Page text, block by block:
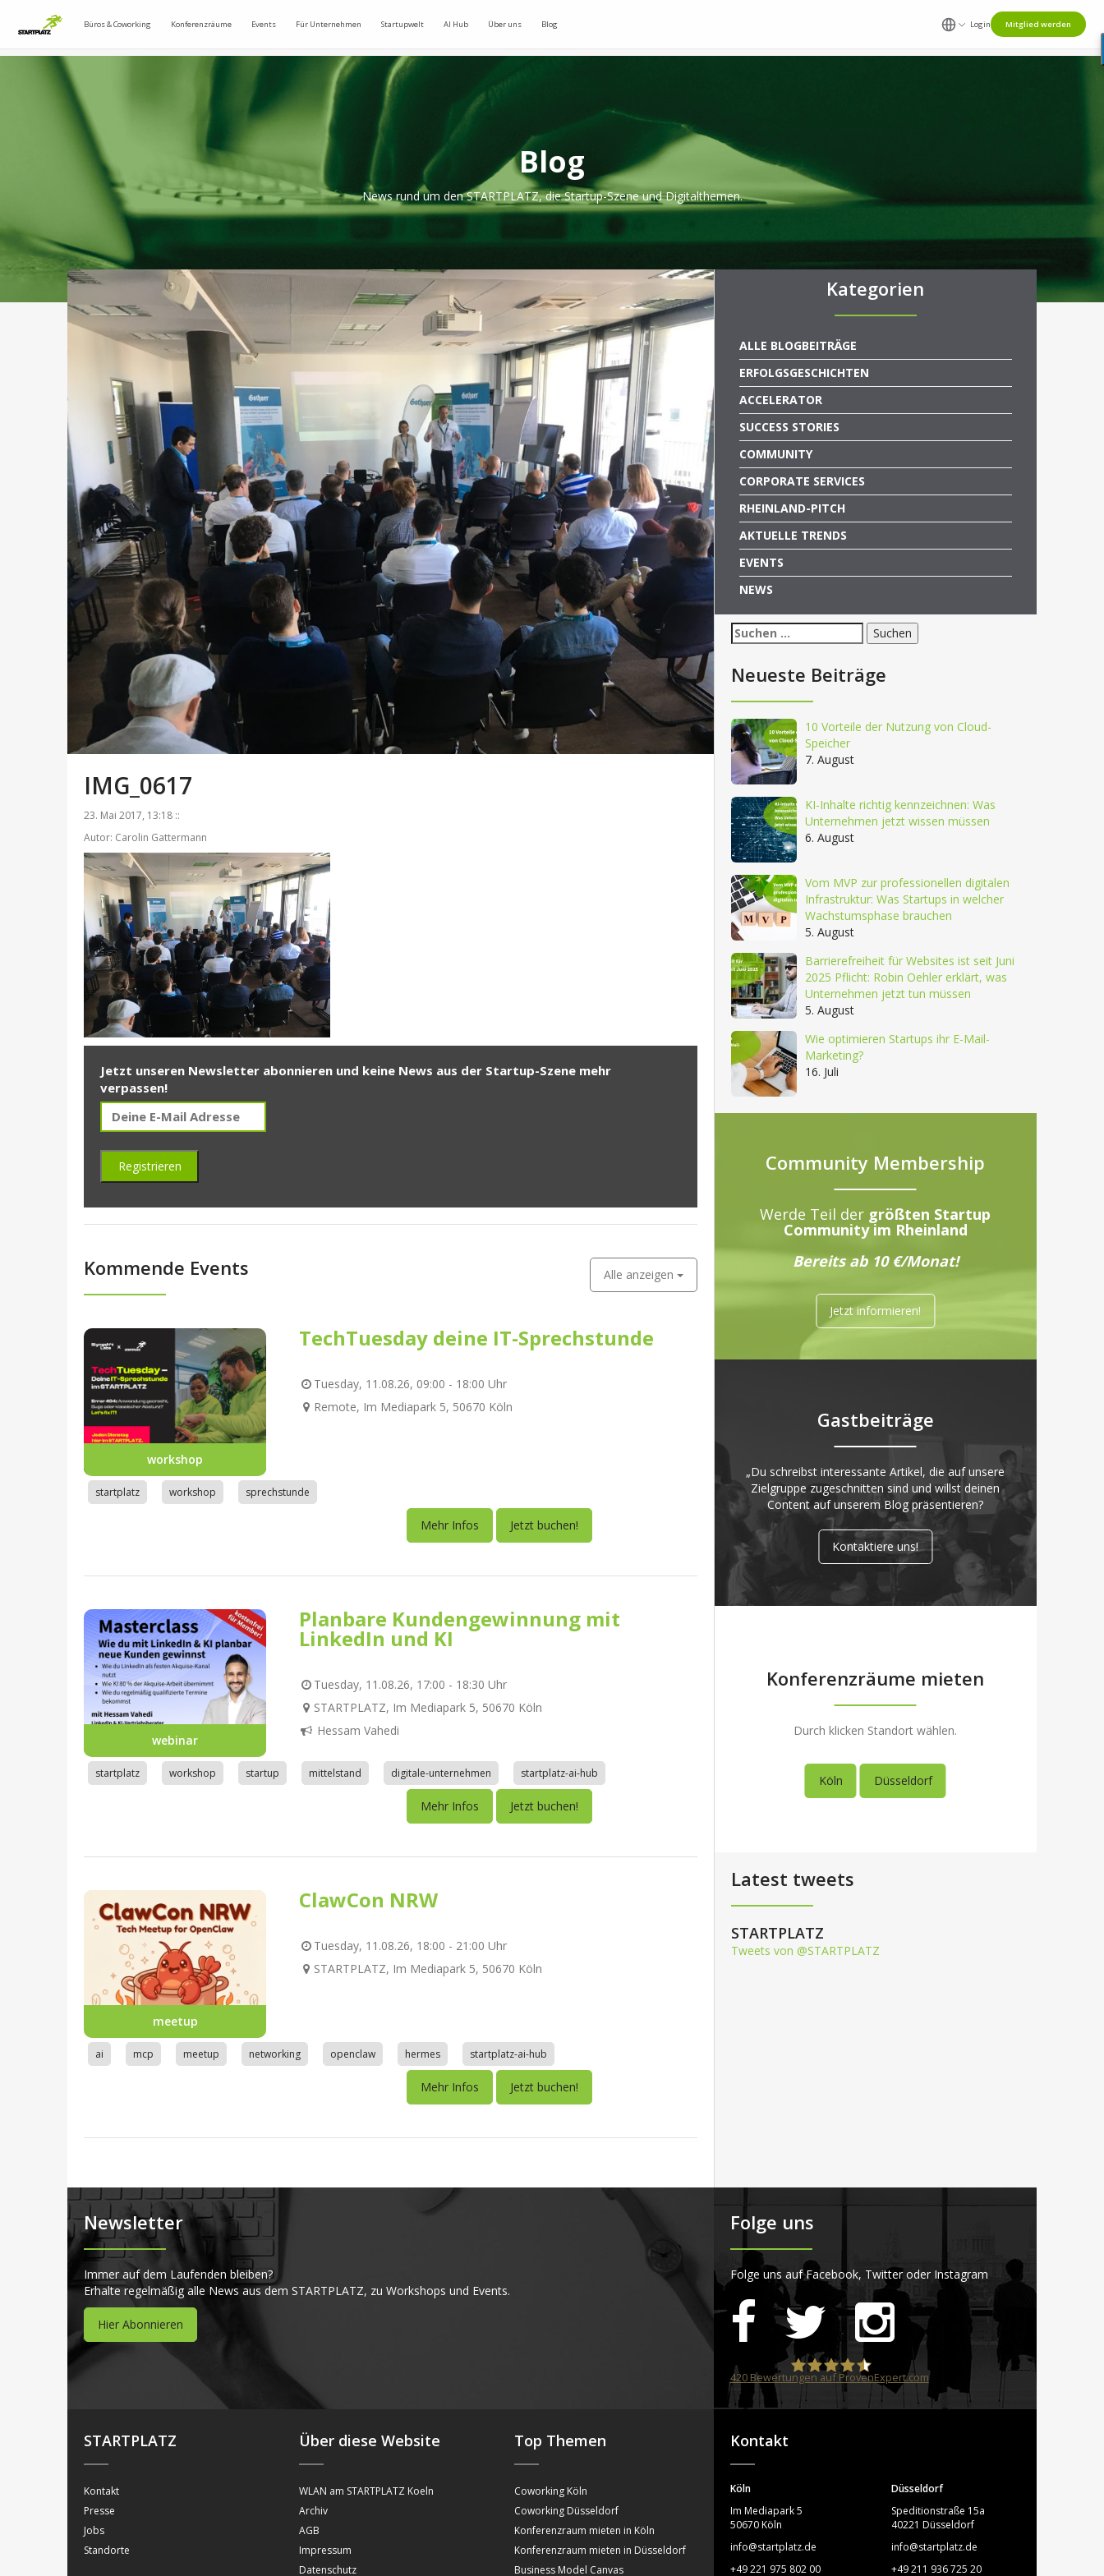
Büros & Coworking Konferenzräume Events Für Unternehmen Startupwelt AI Hub Über uns Blog Login Mitglied werden
Blog
News rund um den STARTPLATZ, die Startup-Szene und Digitalthemen.
IMG_0617
23. Mai 2017, 13:18 ::
Autor: Carolin Gattermann
Jetzt unseren Newsletter abonnieren und keine News aus der Startup-Szene mehr
verpassen!
Kommende Events Alle anzeigen
workshop
TechTuesday deine IT-Sprechstunde
Tuesday, 11.08.26, 09:00 - 18:00 Uhr
Remote, Im Mediapark 5, 50670 Köln
startplatz workshop sprechstunde
Mehr Infos Jetzt buchen!
webinar
Planbare Kundengewinnung mit
LinkedIn und KI
Tuesday, 11.08.26, 17:00 - 18:30 Uhr
STARTPLATZ, Im Mediapark 5, 50670 Köln
Hessam Vahedi
startplatz workshop startup mittelstand digitale-unternehmen startplatz-ai-hub
Mehr Infos Jetzt buchen!
meetup
ClawCon NRW
Tuesday, 11.08.26, 18:00 - 21:00 Uhr
STARTPLATZ, Im Mediapark 5, 50670 Köln
ai mcp meetup networking openclaw hermes startplatz-ai-hub
Mehr Infos Jetzt buchen!
Kategorien
ALLE BLOGBEITRÄGE
ERFOLGSGESCHICHTEN
ACCELERATOR
SUCCESS STORIES
COMMUNITY
CORPORATE SERVICES
RHEINLAND-PITCH
AKTUELLE TRENDS
EVENTS
NEWS
Suchen
nach:
Neueste Beiträge
10 Vorteile der Nutzung von Cloud-
Speicher
7. August
KI-Inhalte richtig kennzeichnen: Was
Unternehmen jetzt wissen müssen
6. August
Vom MVP zur professionellen digitalen
Infrastruktur: Was Startups in welcher
Wachstumsphase brauchen
5. August
Barrierefreiheit für Websites ist seit Juni
2025 Pflicht: Robin Oehler erklärt, was
Unternehmen jetzt tun müssen
5. August
Wie optimieren Startups ihr E-Mail-
Marketing?
16. Juli
Community Membership
Werde Teil der größten Startup
Community im Rheinland
Bereits ab 10 €/Monat!
Jetzt informieren!
Gastbeiträge
„Du schreibst interessante Artikel, die auf unsere
Zielgruppe zugeschnitten sind und willst deinen
Content auf unserem Blog präsentieren?
Kontaktiere uns!
Konferenzräume mieten
Durch klicken Standort wählen.
Köln Düsseldorf
Latest tweets
STARTPLATZ
Tweets von @STARTPLATZ
Newsletter
Immer auf dem Laufenden bleiben?
Erhalte regelmäßig alle News aus dem STARTPLATZ, zu Workshops und Events.
Hier Abonnieren
Folge uns
Folge uns auf Facebook, Twitter oder Instagram
STARTPLATZ
420Bewertungen auf ProvenExpert.com
STARTPLATZ
Kontakt
Presse
Jobs
Standorte
Über diese Website
WLAN am STARTPLATZ Koeln
Archiv
AGB
Impressum
Datenschutz
Top Themen
Coworking Köln
Coworking Düsseldorf
Konferenzraum mieten in Köln
Konferenzraum mieten in Düsseldorf
Business Model Canvas
Kontakt
Köln
Im Mediapark 5
50670 Köln
info@startplatz.de
+49 221 975 802 00
Düsseldorf
Speditionstraße 15a
40221 Düsseldorf
info@startplatz.de
+49 211 936 725 20